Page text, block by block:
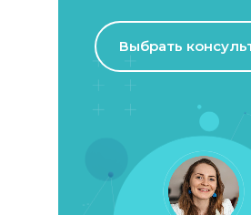
Выбрать